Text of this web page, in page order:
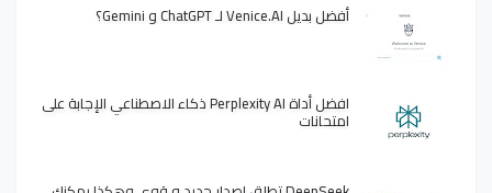
أفضل بديل Venice.AI لـ ChatGPT و Gemini؟
افضل أداة Perplexity AI ذكاء الاصطناعي الإجابة على
امتحانات